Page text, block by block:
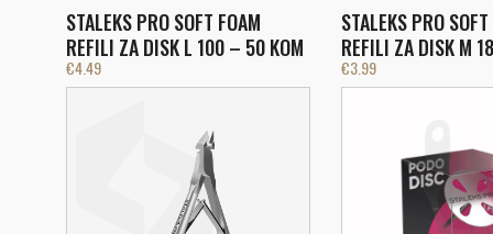
STALEKS PRO SOFT FOAM
REFILI ZA DISK L 100 – 50 KOM
€4.49
STALEKS PRO
REFILI ZA DISK M
€3.99